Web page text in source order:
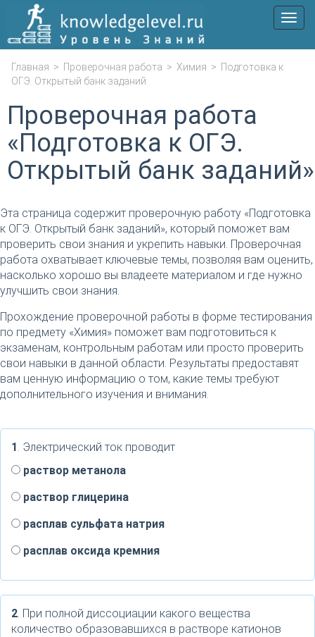
Меню
Главная > Проверочная работа > Химия > Подготовка к
ОГЭ. Открытый банк заданий
Проверочная работа
«Подготовка к ОГЭ.
Открытый банк заданий»
Эта страница содержит проверочную работу «Подготовка
к ОГЭ. Открытый банк заданий», который поможет вам
проверить свои знания и укрепить навыки. Проверочная
работа охватывает ключевые темы, позволяя вам оценить,
насколько хорошо вы владеете материалом и где нужно
улучшить свои знания.
Прохождение проверочной работы в форме тестирования
по предмету «Химия» поможет вам подготовиться к
экзаменам, контрольным работам или просто проверить
свои навыки в данной области. Результаты предоставят
вам ценную информацию о том, какие темы требуют
дополнительного изучения и внимания.
1. Электрический ток проводит
раствор метанола
раствор глицерина
расплав сульфата натрия
расплав оксида кремния
2. При полной диссоциации какого вещества
количество образовавшихся в растворе катионов